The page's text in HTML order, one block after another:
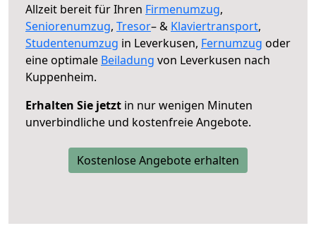
Allzeit bereit für Ihren Firmenumzug,
Seniorenumzug, Tresor– & Klaviertransport,
Studentenumzug in Leverkusen, Fernumzug oder
eine optimale Beiladung von Leverkusen nach
Kuppenheim.
Erhalten Sie jetzt in nur wenigen Minuten
unverbindliche und kostenfreie Angebote.
Kostenlose Angebote erhalten